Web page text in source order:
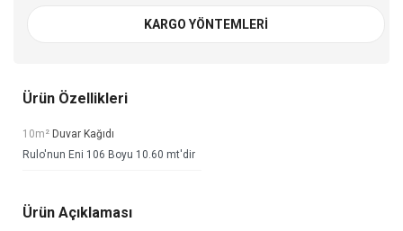
KARGO YÖNTEMLERI
Ürün Özellikleri
10m² Duvar Kağıdı
Rulo'nun Eni 106 Boyu 10.60 mt'dir
Ürün Açıklaması